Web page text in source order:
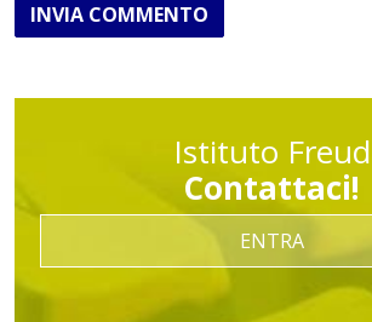
INVIA COMMENTO
Istituto Freud
Contattaci!
ENTRA